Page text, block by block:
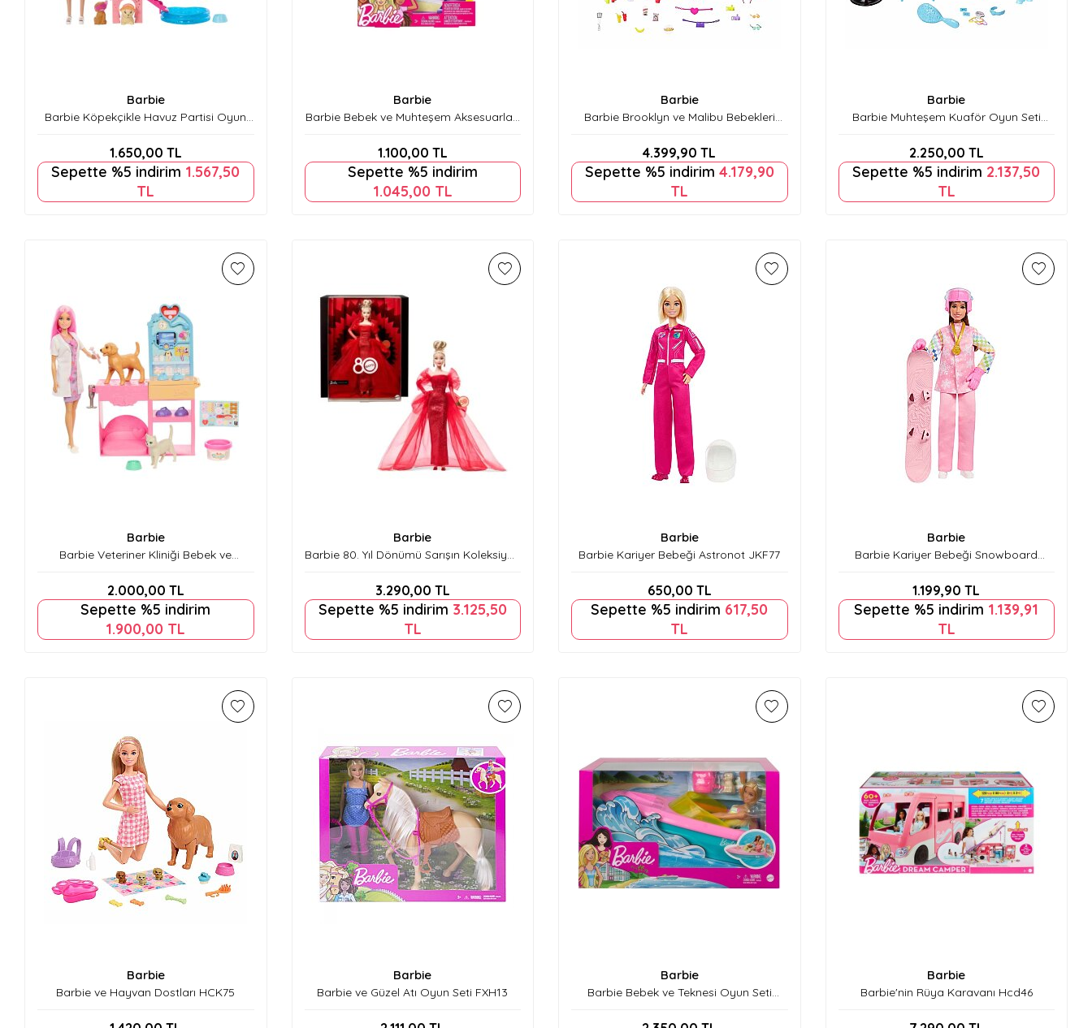
Barbie
Barbie Köpekçikle Havuz Partisi Oyun
1.650,00 TL
Sepette %5 indirim 1.567,50
TL
Barbie
Barbie Bebek ve Muhteşem Aksesuarları
1.100,00 TL
Sepette %5 indirim
1.045,00 TL
Barbie
Barbie Brooklyn ve Malibu Bebekleri
4.399,90 TL
Sepette %5 indirim 4.179,90
TL
Barbie
Barbie Muhteşem Kuaför Oyun Seti
2.250,00 TL
Sepette %5 indirim 2.137,50
TL
Barbie
Barbie Veteriner Kliniği Bebek ve
2.000,00 TL
Sepette %5 indirim
1.900,00 TL
Barbie
Barbie 80. Yıl Dönümü Sarışın Koleksiyon
3.290,00 TL
Sepette %5 indirim 3.125,50
TL
Barbie
Barbie Kariyer Bebeği Astronot JKF77
650,00 TL
Sepette %5 indirim 617,50
TL
Barbie
Barbie Kariyer Bebeği Snowboard
1.199,90 TL
Sepette %5 indirim 1.139,91
TL
Barbie
Barbie ve Hayvan Dostları HCK75
Barbie
Barbie ve Güzel Atı Oyun Seti FXH13
Barbie
Barbie Bebek ve Teknesi Oyun Seti
Barbie
Barbie'nin Rüya Karavanı Hcd46